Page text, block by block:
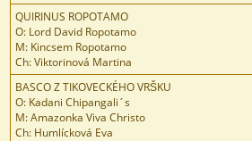
QUIRINUS ROPOTAMO
O: Lord David Ropotamo
M: Kincsem Ropotamo
Ch: Viktorinová Martina
BASCO Z TIKOVECKÉHO VRŠKU
O: Kadani Chipangali´s
M: Amazonka Viva Christo
Ch: Humlícková Eva